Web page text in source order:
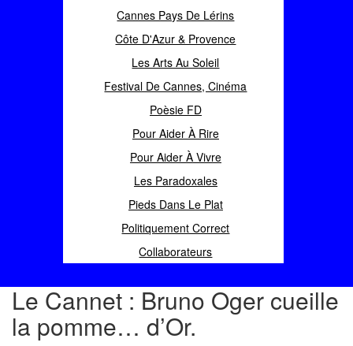
Cannes Pays De Lérins
Côte D'Azur & Provence
Les Arts Au Soleil
Festival De Cannes, Cinéma
Poèsie FD
Pour Aider À Rire
Pour Aider À Vivre
Les Paradoxales
Pieds Dans Le Plat
Politiquement Correct
Collaborateurs
Le Cannet : Bruno Oger cueille
la pomme… d’Or.